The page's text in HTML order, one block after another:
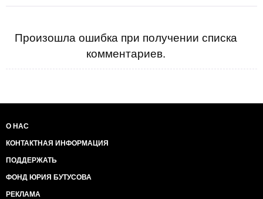
Произошла ошибка при получении списка
комментариев.
О НАС
КОНТАКТНАЯ ИНФОРМАЦИЯ
ПОДДЕРЖАТЬ
ФОНД ЮРИЯ БУТУСОВА
РЕКЛАМА